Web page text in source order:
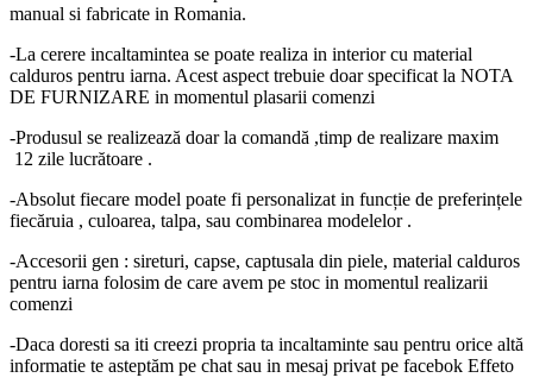
manual si fabricate in Romania.
-La cerere incaltamintea se poate realiza in interior cu material
calduros pentru iarna. Acest aspect trebuie doar specificat la NOTA
DE FURNIZARE in momentul plasarii comenzi
-Produsul se realizează doar la comandă ,timp de realizare maxim
12 zile lucrătoare .
-Absolut fiecare model poate fi personalizat in funcție de preferințele
fiecăruia , culoarea, talpa, sau combinarea modelelor .
-Accesorii gen : sireturi, capse, captusala din piele, material calduros
pentru iarna folosim de care avem pe stoc in momentul realizarii
comenzi
-Daca doresti sa iti creezi propria ta incaltaminte sau pentru orice altă
informatie te asteptăm pe chat sau in mesaj privat pe facebok Effeto